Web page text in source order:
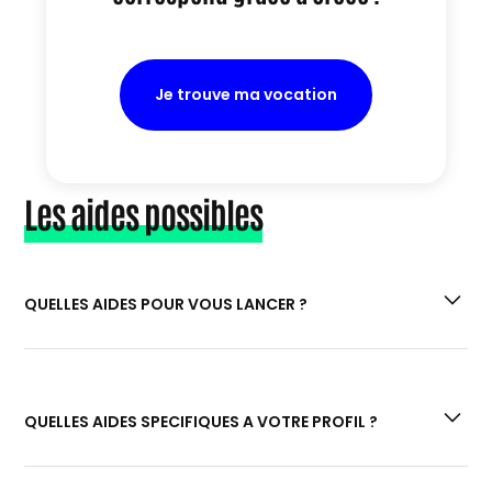
Je trouve ma vocation
Les aides possibles
QUELLES AIDES POUR VOUS LANCER ?
financières :“Quels prêts et aides
entreprise ?”
QUELLES AIDES SPECIFIQUES A VOTRE PROFIL ?